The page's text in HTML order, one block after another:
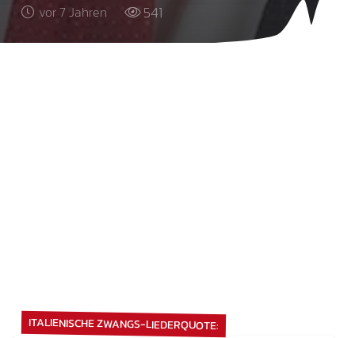
vor 7 Jahren 541
ITALIENISCHE ZWANGS-LIEDERQUOTE: